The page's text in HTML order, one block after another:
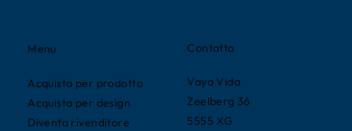
Contatto
Vaya Vida
Zeelberg 36
5555 XG
Menu
Acquista per prodotto
Acquista per design
Diventa rivenditore